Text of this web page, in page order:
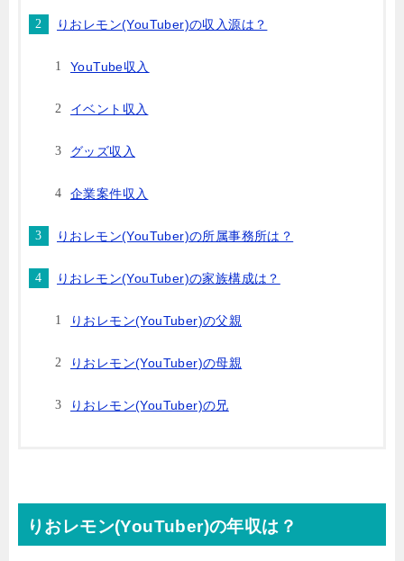
りおレモン(YouTuber)の収入源は？
YouTube収入
イベント収入
グッズ収入
企業案件収入
りおレモン(YouTuber)の所属事務所は？
りおレモン(YouTuber)の家族構成は？
りおレモン(YouTuber)の父親
りおレモン(YouTuber)の母親
りおレモン(YouTuber)の兄
りおレモン(YouTuber)の年収は？